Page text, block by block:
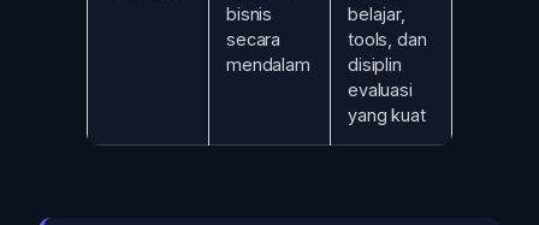
bisnis
secara
mendalam
belajar,
tools, dan
disiplin
evaluasi
yang kuat